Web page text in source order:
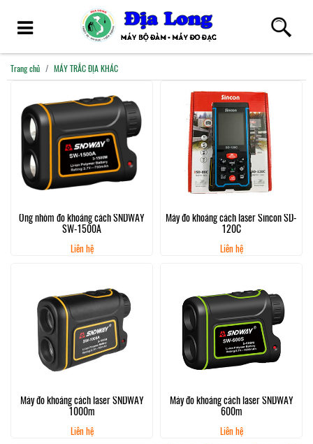
Trang chủ MÁY TRẮC ĐỊA KHÁC
Ống nhòm đo khoảng cách SNDWAY
SW-1500A
Liên hệ
Máy đo khoảng cách laser Sincon SD-
120C
Liên hệ
Máy đo khoảng cách laser SNDWAY
1000m
Liên hệ
Máy đo khoảng cách laser SNDWAY
600m
Liên hệ